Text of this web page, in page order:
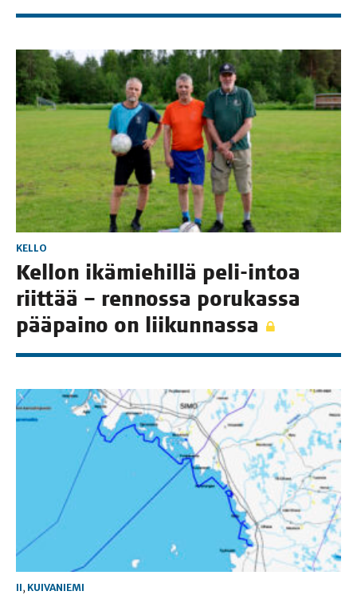
KELLO
Kel­lon ikä­mie­hil­lä peli-intoa
riit­tää – ren­nos­sa poru­kas­sa
pää­pai­no on liikunnassa
II, KUIVANIEMI